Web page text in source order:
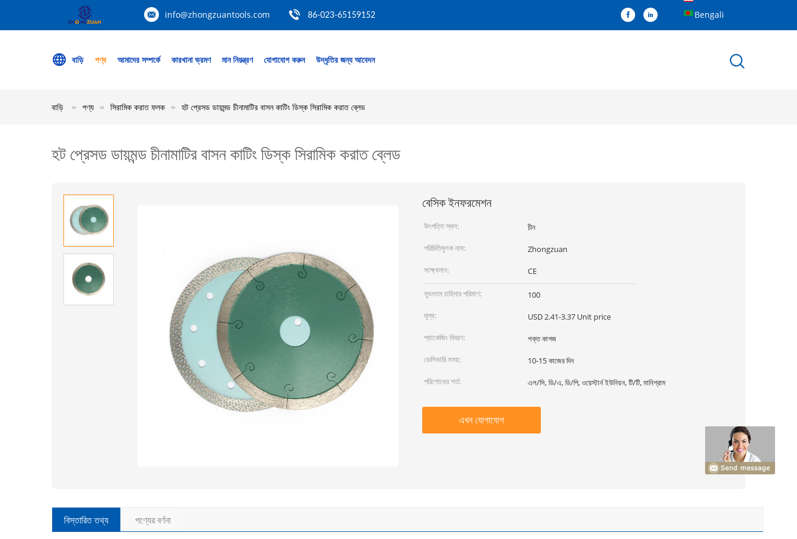
info@zhongzuantools.com 86-023-65159152 Bengali
বাড়ি পণ্য আমাদের সম্পর্কে কারখানা ভ্রমণ মান নিয়ন্ত্রণ যোগাযোগ করুন উদ্ধৃতির জন্য আবেদন
বাড়ি পণ্য সিরামিক করাত ফলক হট প্রেসড ডায়মন্ড চীনামাটির বাসন কাটিং ডিস্ক সিরামিক করাত ব্লেড
হট প্রেসড ডায়মন্ড চীনামাটির বাসন কাটিং ডিস্ক সিরামিক করাত ব্লেড
বেসিক ইনফরমেশন
উৎপত্তি স্থল:
চীন
পরিচিতিমুলক নাম:
Zhongzuan
সাক্ষ্যদান:
CE
ন্যূনতম চাহিদার পরিমাণ:
100
মূল্য:
USD 2.41-3.37 Unit price
প্যাকেজিং বিবরণ:
শক্ত কাগজ
ডেলিভারি সময়:
10-15 কাজের দিন
পরিশোধের শর্ত:
এল/সি, ডি/এ, ডি/পি, ওয়েস্টার্ন ইউনিয়ন, টি/টি, মানিগ্রাম
এখন যোগাযোগ
বিস্তারিত তথ্য পণ্যের বর্ণনা